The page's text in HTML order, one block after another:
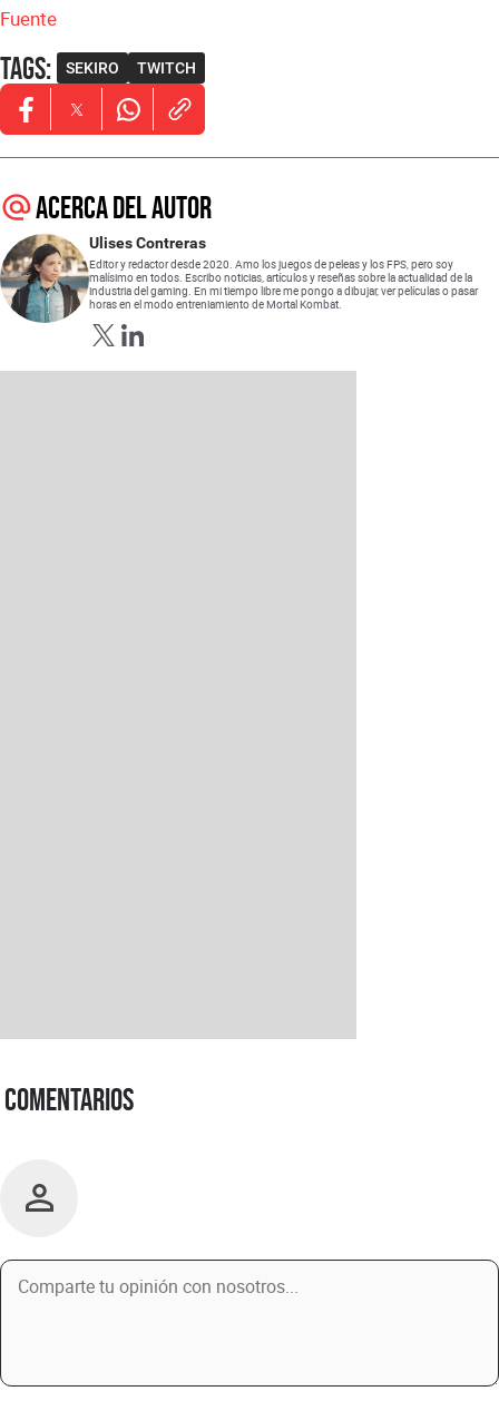
Fuente
Tags: SEKIRO TWITCH
Opens in new window
Opens in new window
Opens in new window
Acerca del autor
Ulises Contreras
Editor y redactor desde 2020. Amo los juegos de peleas y los FPS, pero soy
malísimo en todos. Escribo noticias, artículos y reseñas sobre la actualidad de la
industria del gaming. En mi tiempo libre me pongo a dibujar, ver películas o pasar
horas en el modo entreniamiento de Mortal Kombat.
Opens in new window
Opens in new window
Comentarios